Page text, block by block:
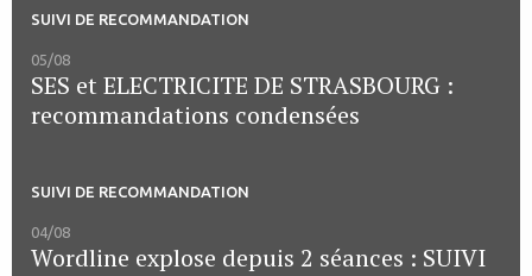
SUIVI DE RECOMMANDATION
05/08
SES et ELECTRICITE DE STRASBOURG :
recommandations condensées
SUIVI DE RECOMMANDATION
04/08
Wordline explose depuis 2 séances : SUIVI